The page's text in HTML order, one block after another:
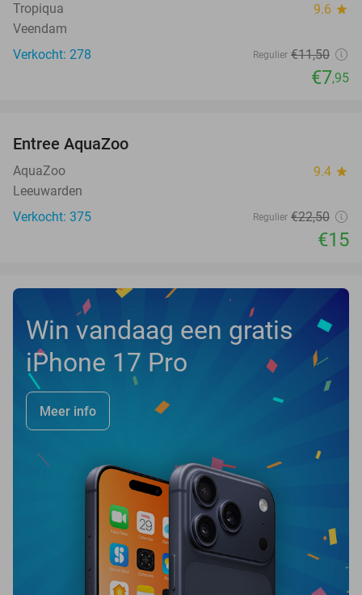
Tropiqua 9.6 star
Veendam
Verkocht: 278
Regulier €11,50
€7,95
TODAY
Entree AquaZoo
AquaZoo 9.4 star
Leeuwarden
Verkocht: 375
Regulier €22,50
€15
Win vandaag een gratis
iPhone 17 Pro
Meer info